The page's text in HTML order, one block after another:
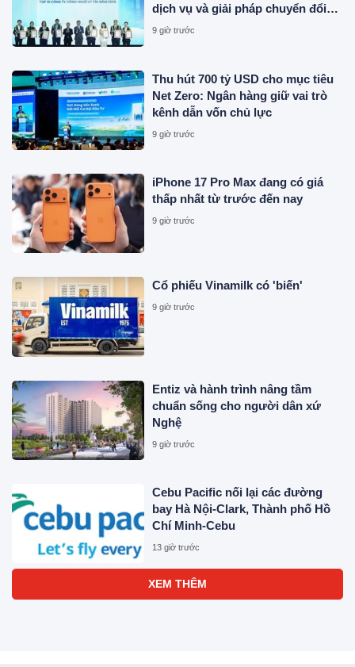
dịch vụ và giải pháp chuyển đổi
số uy tín năm 2026
9 giờ trước
Thu hút 700 tỷ USD cho mục tiêu
Net Zero: Ngân hàng giữ vai trò
kênh dẫn vốn chủ lực
9 giờ trước
iPhone 17 Pro Max đang có giá
thấp nhất từ trước đến nay
9 giờ trước
Cổ phiếu Vinamilk có 'biến'
9 giờ trước
Entiz và hành trình nâng tầm
chuẩn sống cho người dân xứ
Nghệ
9 giờ trước
Cebu Pacific nối lại các đường
bay Hà Nội-Clark, Thành phố Hồ
Chí Minh-Cebu
13 giờ trước